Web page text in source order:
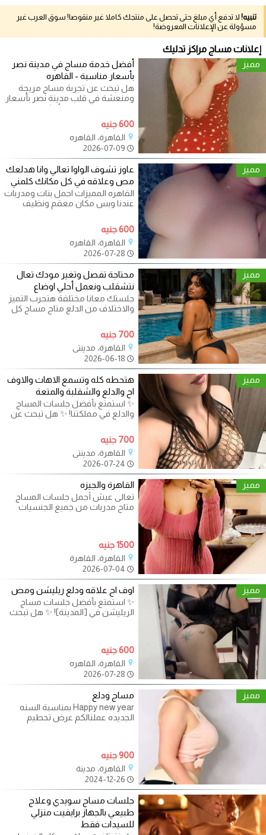
تنبيه! لا تدفع أي مبلغ حتى تحصل على منتجك كاملا غير منقوصا! سوق العرب غير
مسؤولة عن الإعلانات المعروضة!
إعلانات مساج مراكز تدليك
مميز
أفضل خدمة مساج في مدينة نصر
بأسعار مناسبة - القاهره
هل تبحث عن تجربة مساج مريحة
ومنعشة في قلب مدينة نصر بأسعار
مناسبة؟ إليك الحل الأمثل مع
**أرخص مساج
600 جنيه
القاهرة، القاهره
مميز
عاوز تشوف الواوا تعالي وانا هدلعك
مص وعلاقه في كل مكانك كلمني
القاهره المميزات اجمل بنات ومدربات
عندنا وبس مكان معقم ونظيف
600 جنيه
القاهرة، القاهره
مميز
محتاجة تفصل وتغير مودك تعال
نتشقلب ونعمل أحلي اوضاع
جلستك معانا مختلفة هتجرب التميز
والاختلاف من الدلع متاح مساج كل
700 جنيه
القاهرة، مدينتي
مميز
هتحطه كله وتسمع الاهات والاوف
اح والدلع والشقلبة والمتعة
✨ استمتع بأفضل جلسات المساج
والدلع في مملكتنا! ✨ هل تبحث عن
مكان يضمن لك الخصوصية والراحة
700 جنيه
القاهرة، مدينتي
مميز القاهرة والجيزه
تعالى عيش أجمل جلسات المساج
متاح مدربات من جميع الجنسيات
1500 جنيه
القاهرة، القاهرة
مميز اوف اح علاقه ودلع ريليشن ومص
✨ استمتع بأفضل جلسات مساج
الريليشن في [المدينة]! ✨ هل تبحث
600 جنيه
القاهرة، القاهره
مميز مساج ودلع
Happy new year بمناسبة السنه
الجديده عملنالكم عرض تحطيم
900 جنيه
القاهرة، مدينة
جلسات مساج سويدي وعلاج
طبيعي بالجهاز برايفيت منزلي
للسيدات فقط